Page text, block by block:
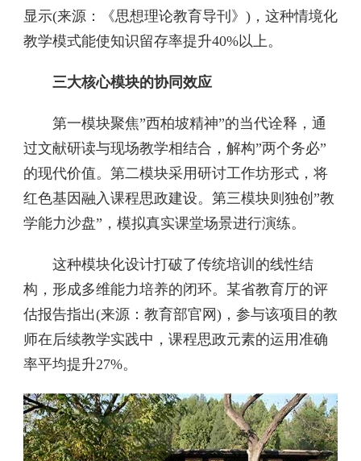
显示(来源：《思想理论教育导刊》)，这种情境化
教学模式能使知识留存率提升40%以上。
三大核心模块的协同效应
第一模块聚焦”西柏坡精神”的当代诠释，通
过文献研读与现场教学相结合，解构”两个务必”
的现代价值。第二模块采用研讨工作坊形式，将
红色基因融入课程思政建设。第三模块则独创”教
学能力沙盘”，模拟真实课堂场景进行演练。
这种模块化设计打破了传统培训的线性结
构，形成多维能力培养的闭环。某省教育厅的评
估报告指出(来源：教育部官网)，参与该项目的教
师在后续教学实践中，课程思政元素的运用准确
率平均提升27%。